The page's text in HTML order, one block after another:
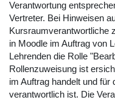
Verantwortung
Vertreter. Bei Hinweisen
Kursraumverantwortliche
in Moodle im Auftrag von
Lehrenden die Rolle
Rollenzuweisung ist
im Auftrag handelt und für
verantwortlich ist. Die